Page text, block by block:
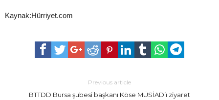
Kaynak:Hürriyet.com
Previous article
BTTDD Bursa şubesi başkanı Köse MÜSİAD’ı ziyaret